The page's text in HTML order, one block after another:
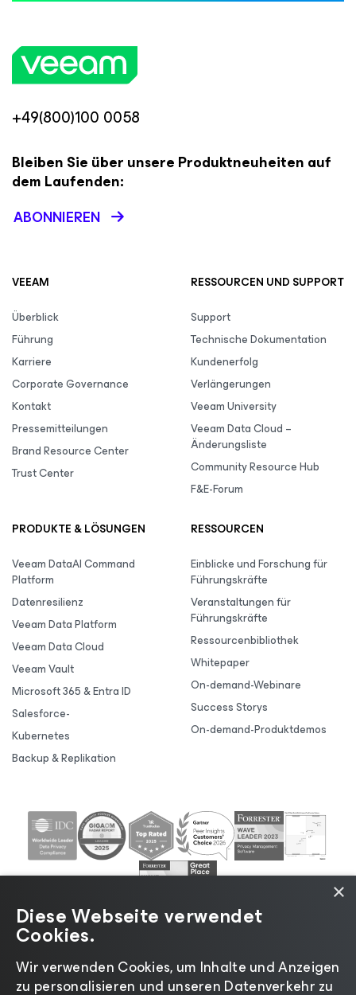
+49(800)100 0058
Bleiben Sie über unsere Produktneuheiten auf
dem Laufenden:
ABONNIEREN
VEEAM
Überblick
Führung
Karriere
Corporate Governance
Kontakt
Pressemitteilungen
Brand Resource Center
Trust Center
RESSOURCEN UND SUPPORT
Support
Technische Dokumentation
Kundenerfolg
Verlängerungen
Veeam University
Veeam Data Cloud –
Änderungsliste
Community Resource Hub
F&E-Forum
PRODUKTE & LÖSUNGEN
Veeam DataAI Command
Platform
Datenresilienz
Veeam Data Platform
Veeam Data Cloud
Veeam Vault
Microsoft 365 & Entra ID
Salesforce-
Kubernetes
Backup & Replikation
RESSOURCEN
Einblicke und Forschung für
Führungskräfte
Veranstaltungen für
Führungskräfte
Ressourcenbibliothek
Whitepaper
On-demand-Webinare
Success Storys
On-demand-Produktdemos
©2026 Veeam® Software |Datenschutzrichtlinie|
×
Diese Webseite verwendet
Cookies.
Wir verwenden Cookies, um Inhalte und Anzeigen
zu personalisieren und unseren Datenverkehr zu